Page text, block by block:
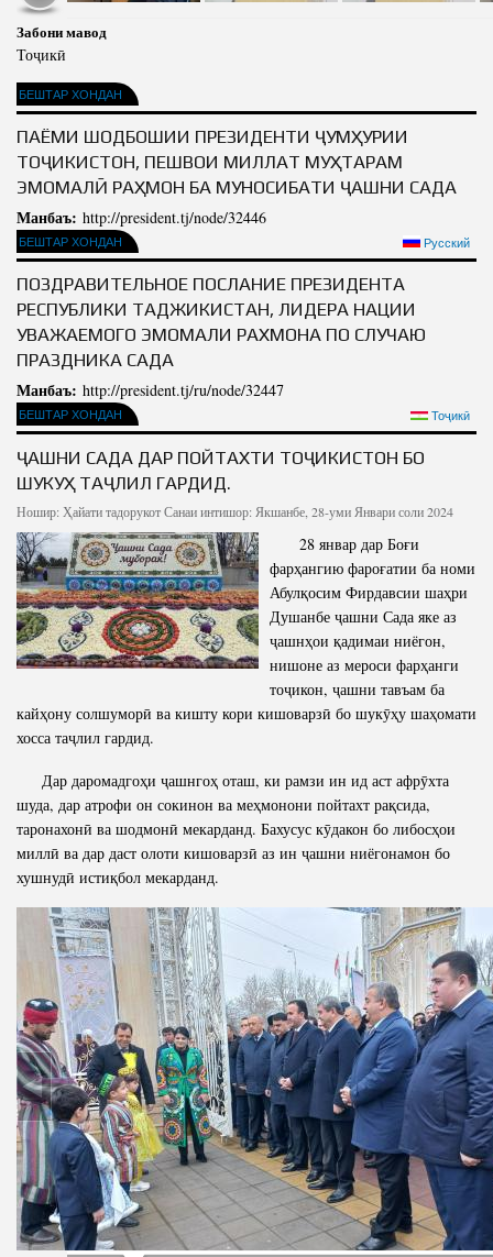
Забони мавод
Тоҷикӣ
БЕШТАР ХОНДАН
ПАЁМИ ШОДБОШИИ ПРЕЗИДЕНТИ ҶУМҲУРИИ
ТОҶИКИСТОН, ПЕШВОИ МИЛЛАТ МУҲТАРАМ
ЭМОМАЛӢ РАҲМОН БА МУНОСИБАТИ ҶАШНИ САДА
Манбаъ: http://president.tj/node/32446
БЕШТАР ХОНДАН Русский
ПОЗДРАВИТЕЛЬНОЕ ПОСЛАНИЕ ПРЕЗИДЕНТА
РЕСПУБЛИКИ ТАДЖИКИСТАН, ЛИДЕРА НАЦИИ
УВАЖАЕМОГО ЭМОМАЛИ РАХМОНА ПО СЛУЧАЮ
ПРАЗДНИКА САДА
Манбаъ: http://president.tj/ru/node/32447
БЕШТАР ХОНДАН Тоҷикӣ
ҶАШНИ САДА ДАР ПОЙТАХТИ ТОҶИКИСТОН БО
ШУКУҲ ТАҶЛИЛ ГАРДИД.
Ношир: Ҳайати тадорукотСанаи интишор: Якшанбе, 28-уми Январи соли 2024
28 январ дар Боғи
фарҳангию фароғатии ба номи
Абулқосим Фирдавсии шаҳри
Душанбе ҷашни Сада яке аз
ҷашнҳои қадимаи ниёгон,
нишоне аз мероси фарҳанги
тоҷикон, ҷашни тавъам ба
кайҳону солшуморӣ ва кишту кори кишоварзӣ бо шукӯҳу шаҳомати
хосса таҷлил гардид.
Дар даромадгоҳи ҷашнгоҳ оташ, ки рамзи ин ид аст афрӯхта
шуда, дар атрофи он сокинон ва меҳмонони пойтахт рақсида,
таронахонӣ ва шодмонӣ мекарданд. Бахусус кӯдакон бо либосҳои
миллӣ ва дар даст олоти кишоварзӣ аз ин ҷашни ниёгонамон бо
хушнудӣ истиқбол мекарданд.